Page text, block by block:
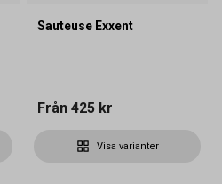
Sauteuse Exxent
Från 425 kr
Visa varianter